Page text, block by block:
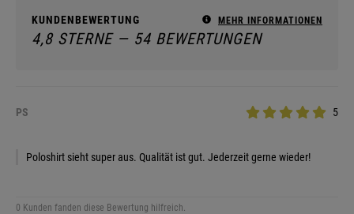
KUNDENBEWERTUNG MEHR INFORMATIONEN
4,8 STERNE — 54 BEWERTUNGEN
PS 5
Poloshirt sieht super aus. Qualität ist gut. Jederzeit gerne wieder!
0 Kunden fanden diese Bewertung hilfreich.